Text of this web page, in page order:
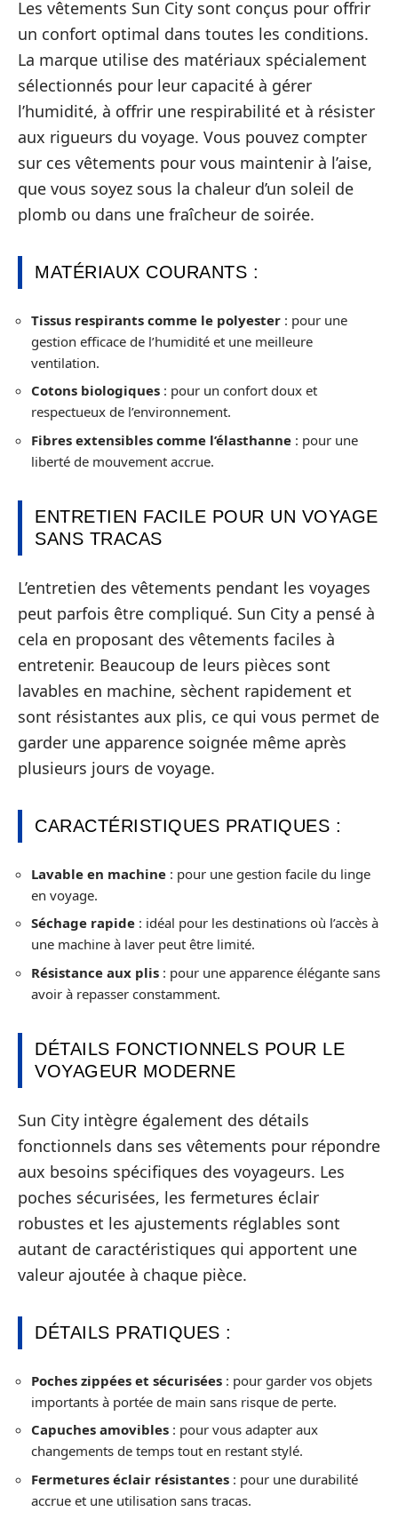
Les vêtements Sun City sont conçus pour offrir
un confort optimal dans toutes les conditions.
La marque utilise des matériaux spécialement
sélectionnés pour leur capacité à gérer
l’humidité, à offrir une respirabilité et à résister
aux rigueurs du voyage. Vous pouvez compter
sur ces vêtements pour vous maintenir à l’aise,
que vous soyez sous la chaleur d’un soleil de
plomb ou dans une fraîcheur de soirée.
MATÉRIAUX COURANTS :
Tissus respirants comme le polyester : pour une
gestion efficace de l’humidité et une meilleure
ventilation.
Cotons biologiques : pour un confort doux et
respectueux de l’environnement.
Fibres extensibles comme l’élasthanne : pour une
liberté de mouvement accrue.
ENTRETIEN FACILE POUR UN VOYAGE
SANS TRACAS
L’entretien des vêtements pendant les voyages
peut parfois être compliqué. Sun City a pensé à
cela en proposant des vêtements faciles à
entretenir. Beaucoup de leurs pièces sont
lavables en machine, sèchent rapidement et
sont résistantes aux plis, ce qui vous permet de
garder une apparence soignée même après
plusieurs jours de voyage.
CARACTÉRISTIQUES PRATIQUES :
Lavable en machine : pour une gestion facile du linge
en voyage.
Séchage rapide : idéal pour les destinations où l’accès à
une machine à laver peut être limité.
Résistance aux plis : pour une apparence élégante sans
avoir à repasser constamment.
DÉTAILS FONCTIONNELS POUR LE
VOYAGEUR MODERNE
Sun City intègre également des détails
fonctionnels dans ses vêtements pour répondre
aux besoins spécifiques des voyageurs. Les
poches sécurisées, les fermetures éclair
robustes et les ajustements réglables sont
autant de caractéristiques qui apportent une
valeur ajoutée à chaque pièce.
DÉTAILS PRATIQUES :
Poches zippées et sécurisées : pour garder vos objets
importants à portée de main sans risque de perte.
Capuches amovibles : pour vous adapter aux
changements de temps tout en restant stylé.
Fermetures éclair résistantes : pour une durabilité
accrue et une utilisation sans tracas.